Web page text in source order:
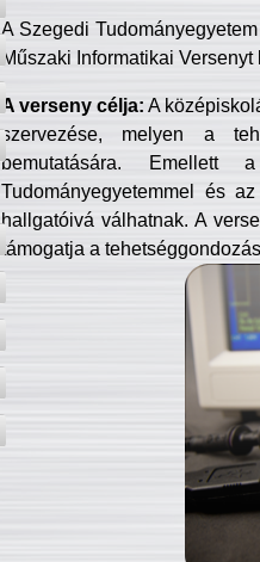
A Szegedi
Műszaki Informatikai
A verseny célja: A
szervezése, melyen a
bemutatására. Emellett
Tudományegyetemmel és
hallgatóivá válhatnak. A
támogatja a